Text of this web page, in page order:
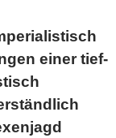
einer tief-